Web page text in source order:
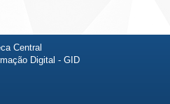
Central
Digital - GID